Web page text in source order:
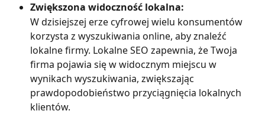
Zwiększona widoczność lokalna:
W dzisiejszej erze cyfrowej wielu konsumentów
korzysta z wyszukiwania online, aby znaleźć
lokalne firmy. Lokalne SEO zapewnia, że Twoja
firma pojawia się w widocznym miejscu w
wynikach wyszukiwania, zwiększając
prawdopodobieństwo przyciągnięcia lokalnych
klientów.